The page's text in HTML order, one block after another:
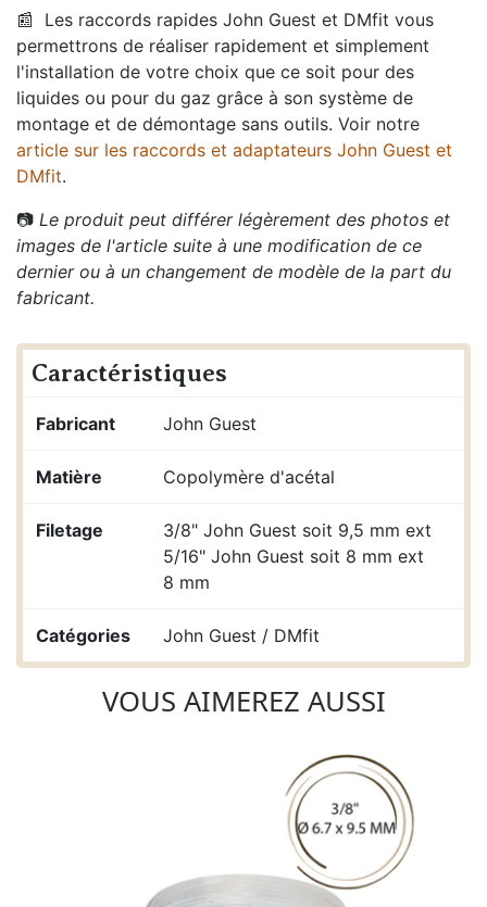
📰 Les raccords rapides John Guest et DMfit vous
permettrons de réaliser rapidement et simplement
l'installation de votre choix que ce soit pour des
liquides ou pour du gaz grâce à son système de
montage et de démontage sans outils. Voir notre
article sur les raccords et adaptateurs John Guest et
DMfit.
📷 Le produit peut différer légèrement des photos et
images de l'article suite à une modification de ce
dernier ou à un changement de modèle de la part du
fabricant.
Caractéristiques
Fabricant John Guest
Matière Copolymère d'acétal
Filetage
3/8" John Guest soit 9,5 mm ext
5/16" John Guest soit 8 mm ext
8 mm
Catégories John Guest / DMfit
VOUS AIMEREZ AUSSI